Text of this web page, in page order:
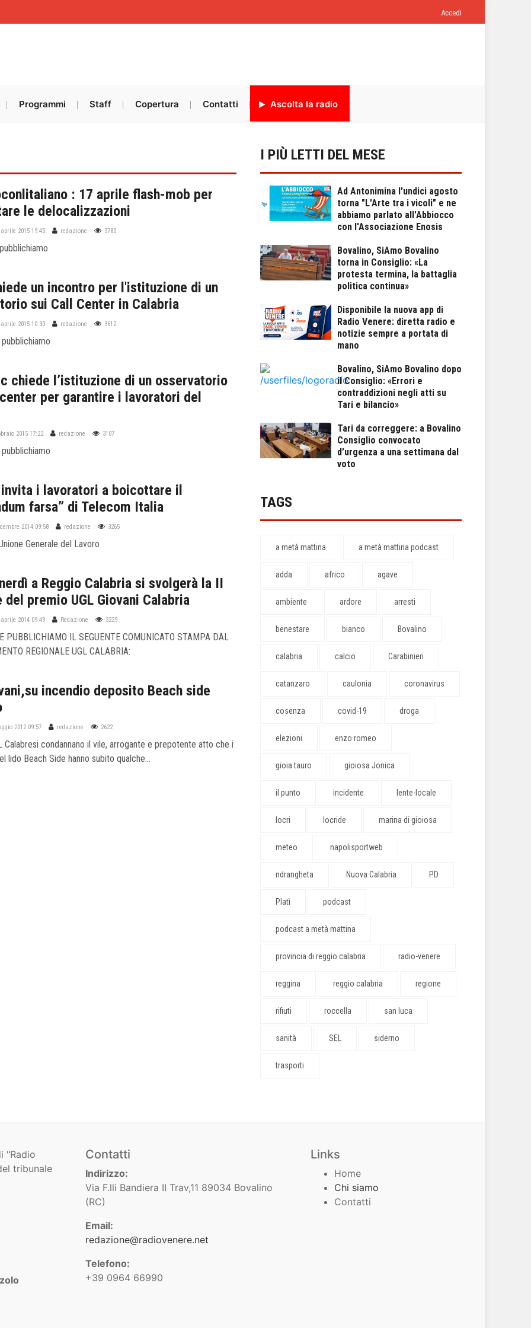
Accedi
Programmi Staff Copertura Contatti Ascolta la radio
: 17 aprile flash-mob per
le delocalizzazioni
2015 19:45 redazione 3780
un incontro per l'istituzione di un
sui Call Center in Calabria
2015 10:30 redazione 3612
chiede l’istituzione di un osservatorio
per garantire i lavoratori del
2015 17:22 redazione 3107
invita i lavoratori a boicottare il
farsa” di Telecom Italia
2014 09:58 redazione 3265
Generale del Lavoro
a Reggio Calabria si svolgerà la II
del premio UGL Giovani Calabria
2014 09:49 Redazione 3229
PUBBLICHIAMO IL SEGUENTE COMUNICATO STAMPA DAL
REGIONALE UGL CALABRIA:
incendio deposito Beach side
2012 09:57 redazione 2622
Calabresi condannano il vile, arrogante e prepotente atto che i
lido Beach Side hanno subito qualche...
I PIÙ LETTI DEL MESE
Ad Antonimina l'undici agosto
torna "L'Arte tra i vicoli" e ne
abbiamo parlato all'Abbiocco
con l'Associazione Enosis
Bovalino, SiAmo Bovalino
torna in Consiglio: «La
protesta termina, la battaglia
politica continua»
Disponibile la nuova app di
Radio Venere: diretta radio e
notizie sempre a portata di
mano
Bovalino, SiAmo Bovalino dopo
il Consiglio: «Errori e
contraddizioni negli atti su
Tari e bilancio»
Tari da correggere: a Bovalino
Consiglio convocato
d’urgenza a una settimana dal
voto
TAGS
a metà mattina a metà mattina podcast
adda africo agave
ambiente ardore arresti
benestare bianco Bovalino
calabria calcio Carabinieri
catanzaro caulonia coronavirus
cosenza covid-19 droga
elezioni enzo romeo
gioia tauro gioiosa Jonica
il punto incidente lente-locale
locri locride marina di gioiosa
meteo napolisportweb
ndrangheta Nuova Calabria PD
Platì podcast
podcast a metà mattina
provincia di reggio calabria radio-venere
reggina reggio calabria regione
rifiuti roccella san luca
sanità SEL siderno
trasporti
"Radio
tribunale
Contatti
Indirizzo:
Via F.lli Bandiera II Trav,11 89034 Bovalino
(RC)
Email:
redazione@radiovenere.net
Telefono:
+39 0964 66990
Links
Home
Chi siamo
Contatti